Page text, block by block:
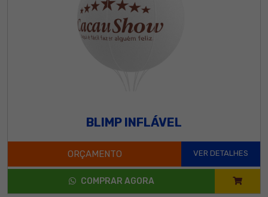
BLIMP INFLÁVEL
ORÇAMENTO VER DETALHES
COMPRAR AGORA